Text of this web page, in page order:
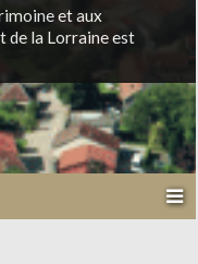
et aux
de la Lorraine est